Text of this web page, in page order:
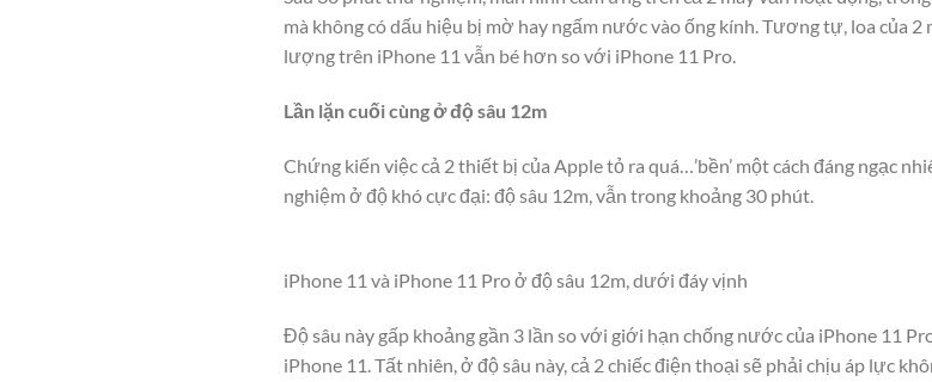
mà không có dấu hiệu bị mờ hay ngấm nước vào ống kính. Tương tự, loa của 2
lượng trên iPhone 11 vẫn bé hơn so với iPhone 11 Pro.
Lần lặn cuối cùng ở độ sâu 12m
Chứng kiến việc cả 2 thiết bị của Apple tỏ ra quá…’bền’ một cách đáng ngạc
nghiệm ở độ khó cực đại: độ sâu 12m, vẫn trong khoảng 30 phút.
iPhone 11 và iPhone 11 Pro ở độ sâu 12m, dưới đáy vịnh
Độ sâu này gấp khoảng gần 3 lần so với giới hạn chống nước của iPhone 11
iPhone 11. Tất nhiên, ở độ sâu này, cả 2 chiếc điện thoại sẽ phải chịu áp lực